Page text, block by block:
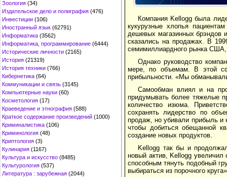
Зоология (34)
Издательское дело и полиграфия (476)
Инвестиции (106)
Иностранный язык (62791)
Информатика (3562)
Информатика, программирование (6444)
Исторические личности (2165)
История (21319)
История техники (766)
Кибернетика (64)
Коммуникации и связь (3145)
Компьютерные науки (60)
Косметология (17)
Краеведение и этнография (588)
Краткое содержание произведений (1000)
Криминалистика (106)
Криминология (48)
Криптология (3)
Кулинария (1167)
Культура и искусство (8485)
Культурология (537)
Литература : зарубежная (2044)
Компания Kellogg была
кукурузные хлопья
дешевых магазинных брэндов
сказались на продажах. В
семимиллиардного рынка
Однако руководство
мере, по объемам. В этой
прибыльности. «Мы
Самообман влиял и на
придумывать более тяжелые
количество изюма.
сохранять лидерство по
продаж, но убивали прибыль и
чтобы добиться обещанной
создание новых продуктов.
Kellogg так бы и
новый актив, Kellogg
способным тянуть подобный
выбираться из порочного